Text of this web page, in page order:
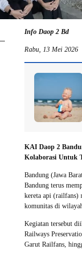
Info Daop 2 Bd
Rabu, 13 Mei 2026
KAI Daop 2
Kolaborasi Untuk
Bandung (Jawa
Bandung terus
kereta api (railfans)
komunitas di
Kegiatan tersebut
Railways
Garut Railfans,